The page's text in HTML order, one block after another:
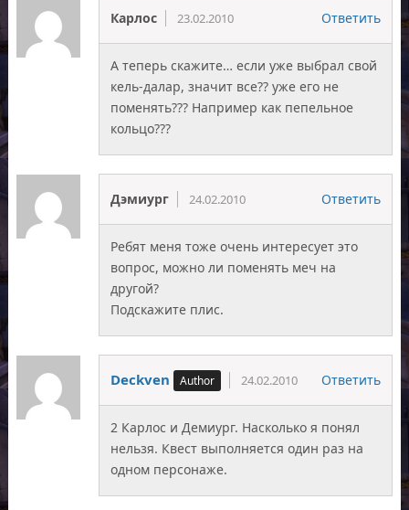
Карлос 23.02.2010 Ответить
А теперь скажите… если уже выбрал свой
кель-далар, значит все?? уже его не
поменять??? Например как пепельное
кольцо???
Дэмиург 24.02.2010 Ответить
Ребят меня тоже очень интересует это
вопрос, можно ли поменять меч на
другой?
Подскажите плис.
Deckven 24.02.2010 Ответить
2 Карлос и Демиург. Насколько я понял
нельзя. Квест выполняется один раз на
одном персонаже.